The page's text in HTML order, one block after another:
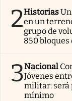
2Historias
en un
grupo de
850
3Nacional
Jóvenes
militar: será
mínimo